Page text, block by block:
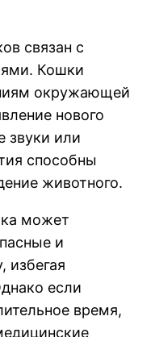
связан с
Кошки
окружающей
нового
звуки или
способны
животного.
может
и
избегая
если
время,